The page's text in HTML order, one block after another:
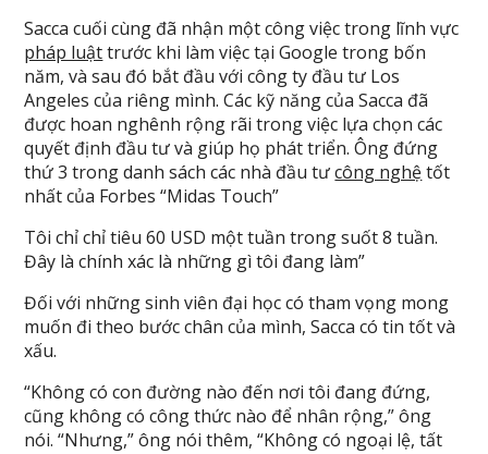
Sacca cuối cùng đã nhận một công việc trong lĩnh vực
pháp luậttrước khi làm việc tại Google trong bốn
năm, và sau đó bắt đầu với công ty đầu tư Los
Angeles của riêng mình. Các kỹ năng của Sacca đã
được hoan nghênh rộng rãi trong việc lựa chọn các
quyết định đầu tư và giúp họ phát triển. Ông đứng
thứ 3 trong danh sách các nhà đầu tưcông nghệtốt
nhất của Forbes “Midas Touch”
Tôi chỉ chỉ tiêu 60 USD một tuần trong suốt 8 tuần.
Đây là chính xác là những gì tôi đang làm”
Đối với những sinh viên đại học có tham vọng mong
muốn đi theo bước chân của mình, Sacca có tin tốt và
xấu.
“Không có con đường nào đến nơi tôi đang đứng,
cũng không có công thức nào để nhân rộng,” ông
nói. “Nhưng,” ông nói thêm, “Không có ngoại lệ, tất